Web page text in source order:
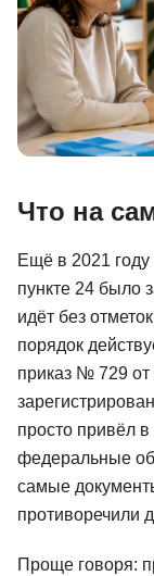
Что на
Ещё в 2021
пункте 24 было
идёт без
порядок
приказ № 729 от
просто привёл в
федеральные
самые
противоречили
Проще говоря: